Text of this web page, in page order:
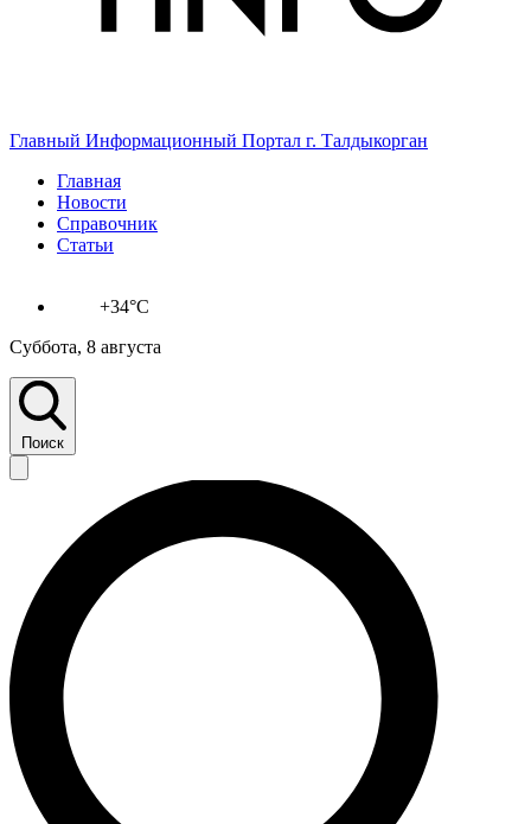
Главный Информационный Портал г. Талдыкорган
Главная
Новости
Справочник
Статьи
+34°C
Суббота, 8 августа
Поиск